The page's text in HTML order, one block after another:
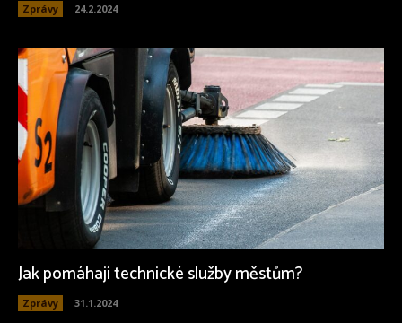
Zprávy 24.2.2024
Jak pomáhají technické služby městům?
Zprávy 31.1.2024